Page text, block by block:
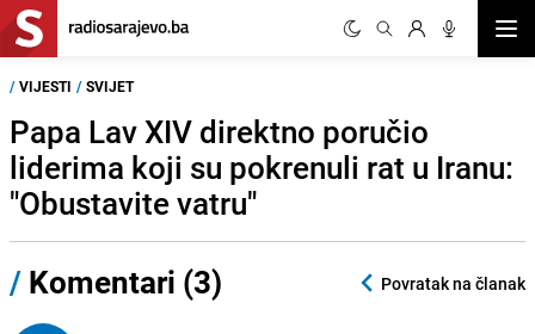
/ VIJESTI / SVIJET
Papa Lav XIV direktno poručio
liderima koji su pokrenuli rat u Iranu:
"Obustavite vatru"
/ Komentari (3) Povratak na članak